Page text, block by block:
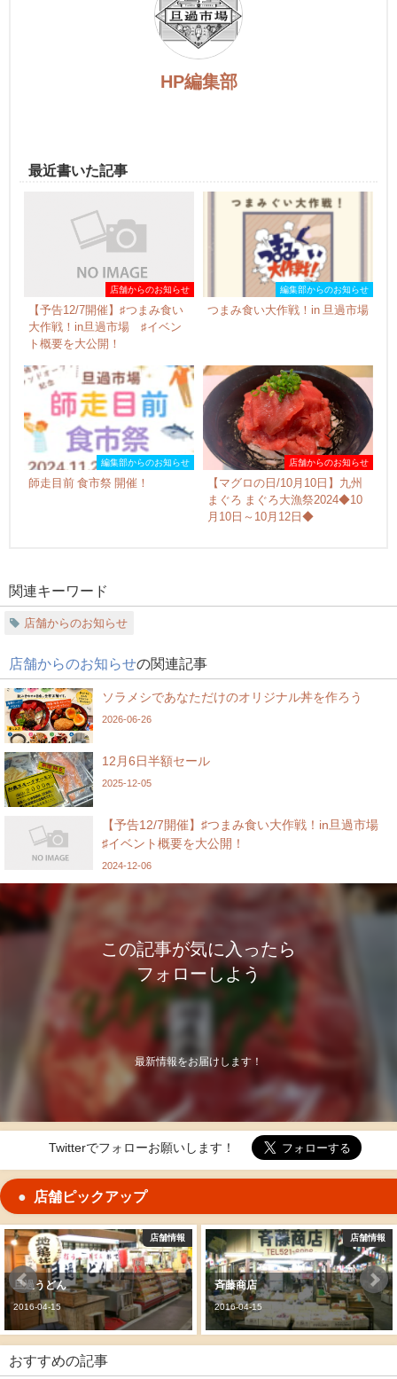
HP編集部
最近書いた記事
店舗からのお知らせ
【予告12/7開催】♯つまみ食い
大作戦！in旦過市場 ♯イベン
ト概要を大公開！
編集部からのお知らせ
つまみ食い大作戦！in 旦過市場
編集部からのお知らせ
師走目前 食市祭 開催！
店舗からのお知らせ
【マグロの日/10月10日】九州
まぐろ まぐろ大漁祭2024◆10
月10日～10月12日◆
関連キーワード
店舗からのお知らせ
店舗からのお知らせの関連記事
ソラメシであなただけのオリジナル丼を作ろう
2026-06-26
12月6日半額セール
2025-12-05
【予告12/7開催】♯つまみ食い大作戦！in旦過市場
♯イベント概要を大公開！
2024-12-06
この記事が気に入ったら
フォローしよう
最新情報をお届けします！
Twitterでフォローお願いします！
店舗ピックアップ
店舗情報
旦過うどん
2016-04-15
店舗情報
斉藤商店
2016-04-15
おすすめの記事